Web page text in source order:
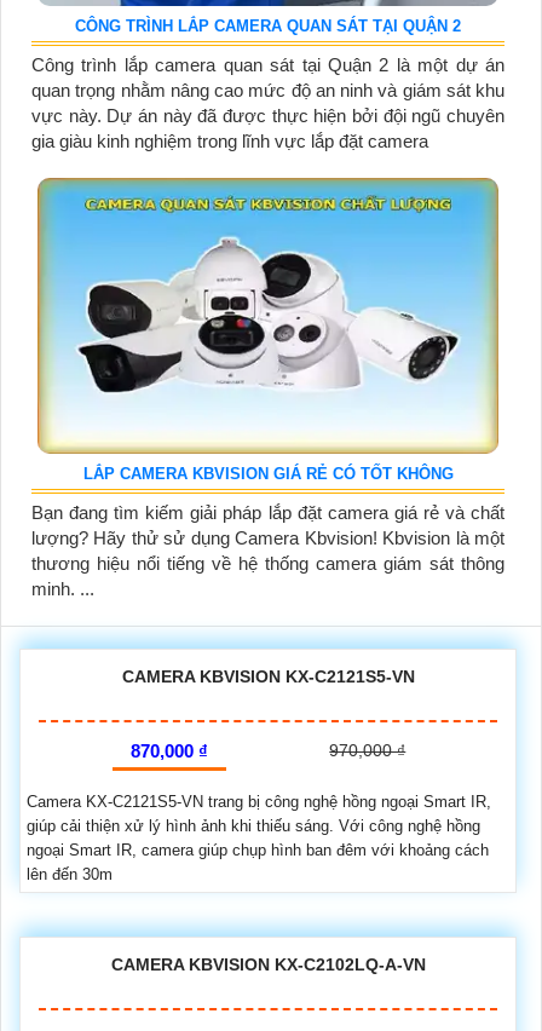
CÔNG TRÌNH LẮP CAMERA QUAN SÁT TẠI QUẬN 2
Công trình lắp camera quan sát tại Quận 2 là một dự án
quan trọng nhằm nâng cao mức độ an ninh và giám sát khu
vực này. Dự án này đã được thực hiện bởi đội ngũ chuyên
gia giàu kinh nghiệm trong lĩnh vực lắp đặt camera
LẮP CAMERA KBVISION GIÁ RẺ CÓ TỐT KHÔNG
Bạn đang tìm kiếm giải pháp lắp đặt camera giá rẻ và chất
lượng? Hãy thử sử dụng Camera Kbvision! Kbvision là một
thương hiệu nổi tiếng về hệ thống camera giám sát thông
minh. ...
CAMERA KBVISION KX-C2121S5-VN
870,000 ₫ 970,000 ₫
Camera KX-C2121S5-VN trang bị công nghệ hồng ngoại Smart IR,
giúp cải thiện xử lý hình ảnh khi thiếu sáng. Với công nghệ hồng
ngoại Smart IR, camera giúp chụp hình ban đêm với khoảng cách
lên đến 30m
CAMERA KBVISION KX-C2102LQ-A-VN